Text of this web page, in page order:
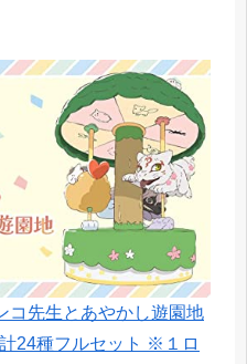
コ先生とあやかし遊園地
24種フルセット ※１ロ